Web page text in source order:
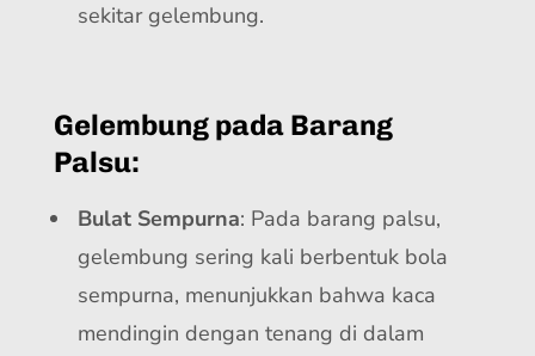
sekitar gelembung.
Gelembung pada Barang
Palsu:
Bulat Sempurna: Pada barang palsu,
gelembung sering kali berbentuk bola
sempurna, menunjukkan bahwa kaca
mendingin dengan tenang di dalam